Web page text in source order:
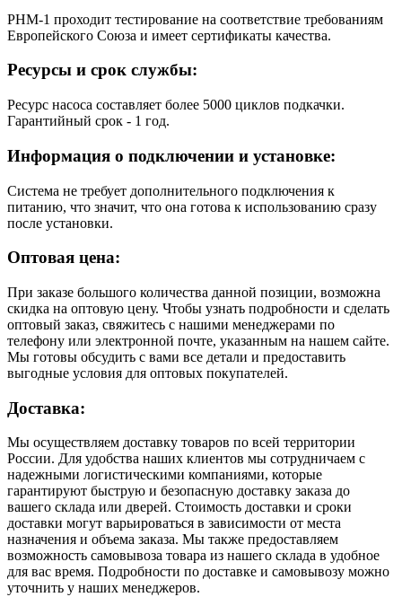
РНМ-1 проходит тестирование на соответствие требованиям
Европейского Союза и имеет сертификаты качества.
Ресурсы и срок службы:
Ресурс насоса составляет более 5000 циклов подкачки.
Гарантийный срок - 1 год.
Информация о подключении и установке:
Система не требует дополнительного подключения к
питанию, что значит, что она готова к использованию сразу
после установки.
Оптовая цена:
При заказе большого количества данной позиции, возможна
скидка на оптовую цену. Чтобы узнать подробности и сделать
оптовый заказ, свяжитесь с нашими менеджерами по
телефону или электронной почте, указанным на нашем сайте.
Мы готовы обсудить с вами все детали и предоставить
выгодные условия для оптовых покупателей.
Доставка:
Мы осуществляем доставку товаров по всей территории
России. Для удобства наших клиентов мы сотрудничаем с
надежными логистическими компаниями, которые
гарантируют быструю и безопасную доставку заказа до
вашего склада или дверей. Стоимость доставки и сроки
доставки могут варьироваться в зависимости от места
назначения и объема заказа. Мы также предоставляем
возможность самовывоза товара из нашего склада в удобное
для вас время. Подробности по доставке и самовывозу можно
уточнить у наших менеджеров.